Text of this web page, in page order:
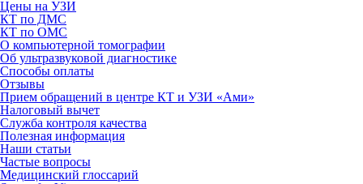
Цены на УЗИ
КТ по ДМС
КТ по ОМС
О компьютерной томографии
Об ультразвуковой диагностике
Способы оплаты
Отзывы
Прием обращений в центре КТ и УЗИ «Ами»
Налоговый вычет
Служба контроля качества
Полезная информация
Наши статьи
Частые вопросы
Медицинский глоссарий